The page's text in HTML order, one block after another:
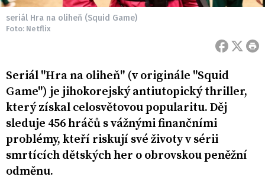
seriál Hra na oliheň (Squid Game)
Foto: Netflix
Seriál "Hra na oliheň" (v originále "Squid
Game") je jihokorejský antiutopický thriller,
který získal celosvětovou popularitu. Děj
sleduje 456 hráčů s vážnými finančními
problémy, kteří riskují své životy v sérii
smrtících dětských her o obrovskou peněžní
odměnu.